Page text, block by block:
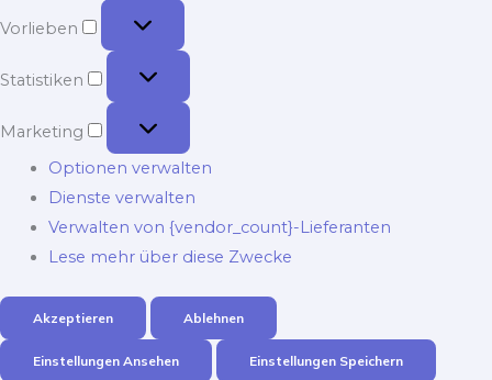
Vorlieben
Vorlieben
Statistiken
Statistiken
Marketing
Marketing
Optionen verwalten
Dienste verwalten
Verwalten von {vendor_count}-Lieferanten
Lese mehr über diese Zwecke
Akzeptieren Ablehnen
Einstellungen Ansehen Einstellungen Speichern